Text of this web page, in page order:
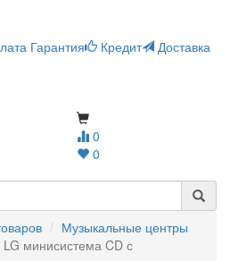
Гарантия Кредит
Доставка
0
0
Музыкальные центры
минисистема CD с